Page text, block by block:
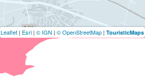
Leaflet | Esri | © IGN | © OpenStreetMap | TouristicMaps